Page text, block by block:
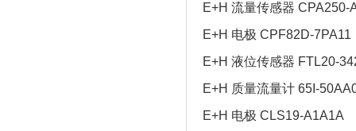
E+H 流量传感器 CPA250-
E+H 电极 CPF82D-7PA11
E+H 液位传感器 FTL20-
E+H 质量流量计 65I-
E+H 电极 CLS19-A1A1A